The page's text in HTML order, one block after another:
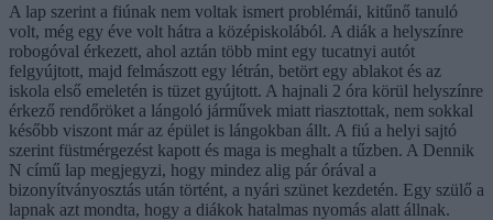
A lap szerint a fiúnak nem voltak ismert problémái, kitűnő tanuló
volt, még egy éve volt hátra a középiskolából. A diák a helyszínre
robogóval érkezett, ahol aztán több mint egy tucatnyi autót
felgyújtott, majd felmászott egy létrán, betört egy ablakot és az
iskola első emeletén is tüzet gyújtott. A hajnali 2 óra körül helyszínre
érkező rendőröket a lángoló járművek miatt riasztottak, nem sokkal
később viszont már az épület is lángokban állt. A fiú a helyi sajtó
szerint füstmérgezést kapott és maga is meghalt a tűzben. A Dennik
N című lap megjegyzi, hogy mindez alig pár órával a
bizonyítványosztás után történt, a nyári szünet kezdetén. Egy szülő a
lapnak azt mondta, hogy a diákok hatalmas nyomás alatt állnak.